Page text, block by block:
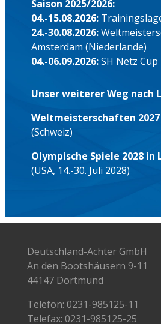
Saison 2025/2026:
04.-15.08.2026:
24.-30.08.2026:
Amsterdam (Niederlande)
04.-06.09.2026:SH Netz
Unser weiterer Weg nach
Weltmeisterschaften
(Schweiz)
Olympische Spiele 2028 in
(USA, 14.-30. Juli 2028)
Deutschland-Achter GmbH
An den Bootshäusern 9-11
44147 Dortmund
Telefon: 0231-985125-11
Telefax: 0231-985125-25